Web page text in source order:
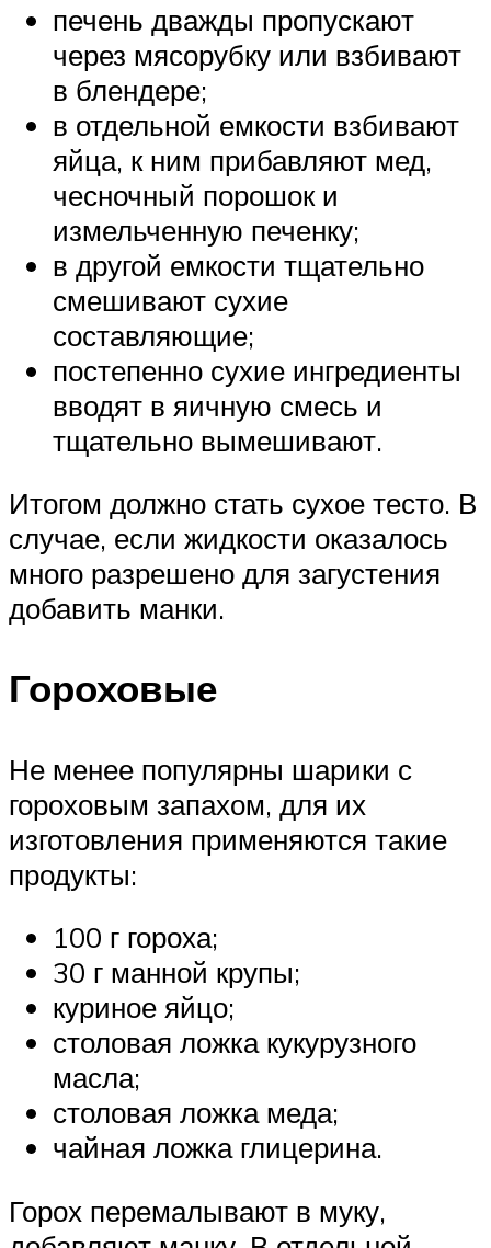
печень дважды пропускают
через мясорубку или взбивают
в блендере;
в отдельной емкости взбивают
яйца, к ним прибавляют мед,
чесночный порошок и
измельченную печенку;
в другой емкости тщательно
смешивают сухие
составляющие;
постепенно сухие ингредиенты
вводят в яичную смесь и
тщательно вымешивают.
Итогом должно стать сухое тесто. В
случае, если жидкости оказалось
много разрешено для загустения
добавить манки.
Гороховые
Не менее популярны шарики с
гороховым запахом, для их
изготовления применяются такие
продукты:
100 г гороха;
30 г манной крупы;
куриное яйцо;
столовая ложка кукурузного
масла;
столовая ложка меда;
чайная ложка глицерина.
Горох перемалывают в муку,